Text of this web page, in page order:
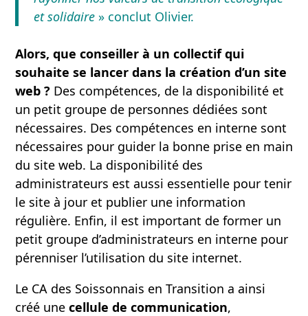
et solidaire » conclut Olivier.
Alors, que conseiller à un collectif qui
souhaite se lancer dans la création d’un site
web ? Des compétences, de la disponibilité et
un petit groupe de personnes dédiées sont
nécessaires. Des compétences en interne sont
nécessaires pour guider la bonne prise en main
du site web. La disponibilité des
administrateurs est aussi essentielle pour tenir
le site à jour et publier une information
régulière. Enfin, il est important de former un
petit groupe d’administrateurs en interne pour
pérenniser l’utilisation du site internet.
Le CA des Soissonnais en Transition a ainsi
créé une cellule de communication,